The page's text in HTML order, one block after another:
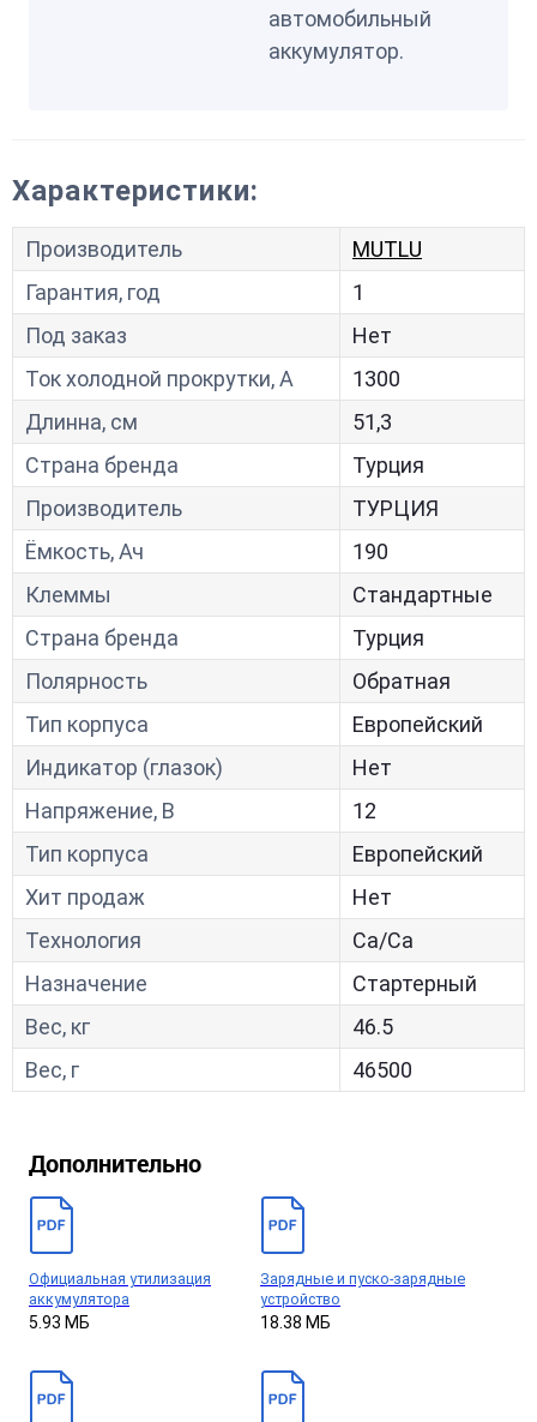
автомобильный
аккумулятор.
Характеристики:
Производитель
MUTLU
Гарантия, год
1
Под заказ
Нет
Ток холодной прокрутки, A
1300
Длинна, см
51,3
Страна бренда
Турция
Производитель
ТУРЦИЯ
Ёмкость, Ач
190
Клеммы
Стандартные
Страна бренда
Турция
Полярность
Обратная
Тип корпуса
Европейский
Индикатор (глазок)
Нет
Напряжение, В
12
Тип корпуса
Европейский
Хит продаж
Нет
Технология
Са/Са
Назначение
Стартерный
Вес, кг
46.5
Вес, г
46500
Дополнительно
Официальная утилизация
аккумулятора
5.93 МБ
Зарядные и пуско-зарядные
устройство
18.38 МБ